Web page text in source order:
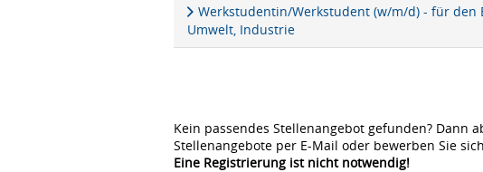
Werkstudentin/Werkstudent (w/m/d) - für den
Umwelt, Industrie
Kein passendes Stellenangebot gefunden? Dann
Stellenangebote per E-Mail oder bewerben Sie sich
Eine Registrierung ist nicht notwendig!